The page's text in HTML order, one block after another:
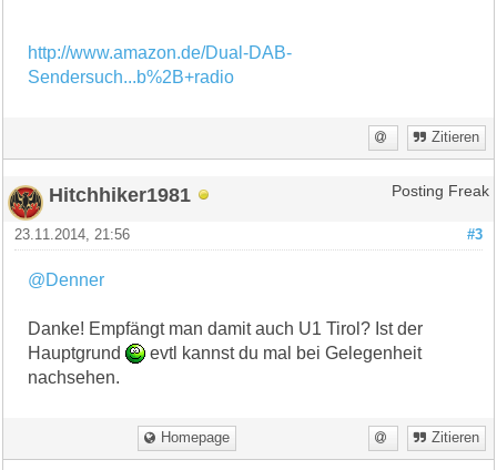
http://www.amazon.de/Dual-DAB-
Sendersuch...b%2B+radio
Zitieren
Hitchhiker1981 Posting Freak
#3
23.11.2014, 21:56
@Denner
Danke! Empfängt man damit auch U1 Tirol? Ist der
Hauptgrund
evtl kannst du mal bei Gelegenheit
nachsehen.
Homepage Zitieren